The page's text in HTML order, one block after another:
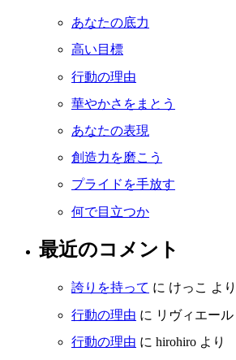
あなたの底力
高い目標
行動の理由
華やかさをまとう
あなたの表現
創造力を磨こう
プライドを手放す
何で目立つか
最近のコメント
誇りを持って に けっこ より
行動の理由 に リヴィエール
行動の理由 に hirohiro より